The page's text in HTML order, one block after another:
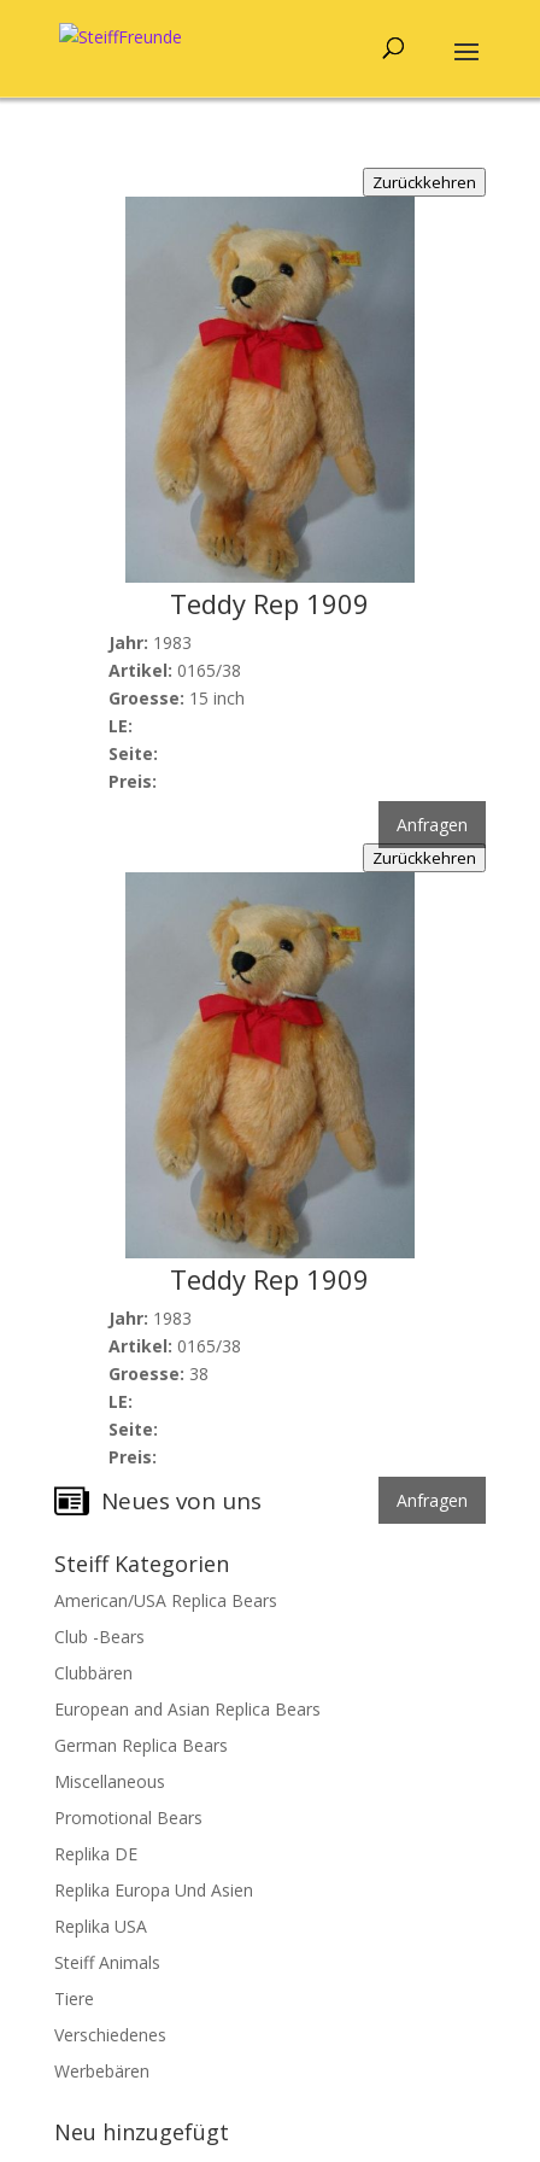
Zurückkehren
Teddy Rep 1909
Jahr: 1983
Artikel: 0165/38
Groesse: 15 inch
LE:
Seite:
Preis:
Anfragen
Zurückkehren
Teddy Rep 1909
Jahr: 1983
Artikel: 0165/38
Groesse: 38
LE:
Seite:
Preis:
Anfragen
Neues von uns
Steiff Kategorien
American/USA Replica Bears
Club -Bears
Clubbären
European and Asian Replica Bears
German Replica Bears
Miscellaneous
Promotional Bears
Replika DE
Replika Europa Und Asien
Replika USA
Steiff Animals
Tiere
Verschiedenes
Werbebären
Neu hinzugefügt